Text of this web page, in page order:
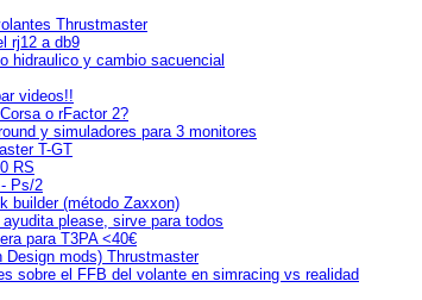
Thrustmaster
rj12 a db9
hidraulico y cambio sacuencial
videos!!
o rFactor 2?
y simuladores para 3 monitores
T-GT
RS
Ps/2
builder (método Zaxxon)
please, sirve para todos
para T3PA <40€
Design mods) Thrustmaster
sobre el FFB del volante en simracing vs realidad